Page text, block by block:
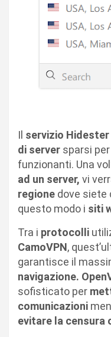
Il servizio Hidester
di server sparsi
funzionanti. Una
ad un server, vi
regione dove siete
questo modo i siti
Tra i protocolli
CamoVPN,
garantisce il
navigazione.
sofisticato per
comunicazioni
evitare la censura